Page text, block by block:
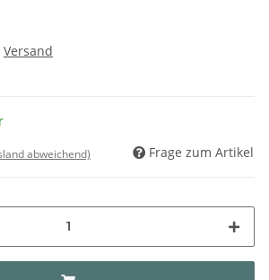
Versand
abweichend) Frage zum Artikel